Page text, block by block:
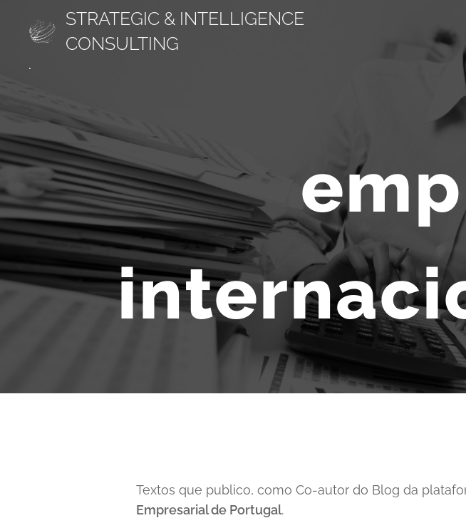
STRATEGIC & INTELLIGENCE
CONSULTING
.
Textos que publico, como Co-autor do Blog da
Empresarial de Portugal.